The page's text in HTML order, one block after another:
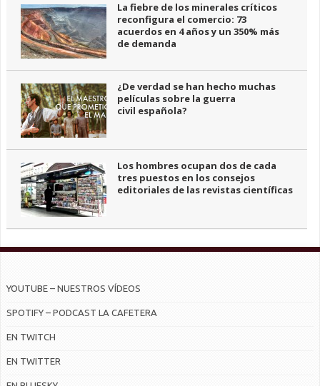
La fiebre de los minerales críticos
reconfigura el comercio: 73
acuerdos en 4 años y un 350% más
de demanda
¿De verdad se han hecho muchas
películas sobre la guerra
civil española?
Los hombres ocupan dos de cada
tres puestos en los consejos
editoriales de las revistas científicas
YOUTUBE – NUESTROS VÍDEOS
SPOTIFY – PODCAST LA CAFETERA
EN TWITCH
EN TWITTER